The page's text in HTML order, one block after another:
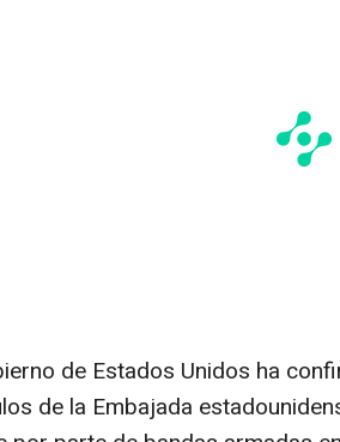
de Estados Unidos ha
de la Embajada